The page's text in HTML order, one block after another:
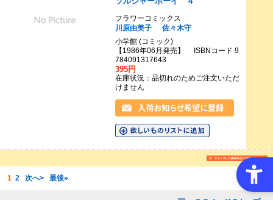
フラワーコミックス
川原由美子
佐々木守
小学館 (コミック)
【1986年06月発売】 ISBNコード 9
784091317643
395円
在庫状況：品切れのためご注文いただ
けません
1 2 次へ> 最後»